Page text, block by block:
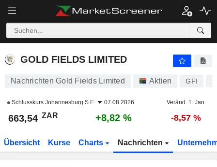
GOLD FIELDS LIMITED
GOLD FIELDS LIMITED
Nachrichten Gold Fields Limited Aktien GFI
Schlusskurs Johannesburg S.E. 07.08.2026 Veränd. 1. Jan.
663,54 ZAR +8,82 % -8,57 %
Übersicht Kurse Charts Nachrichten